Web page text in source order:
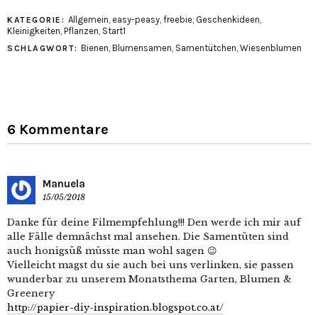
KATEGORIE: Allgemein, easy-peasy, freebie, Geschenkideen,
Kleinigkeiten, Pflanzen, Start1
SCHLAGWORT: Bienen, Blumensamen, Samentütchen, Wiesenblumen
6 Kommentare
Manuela
15/05/2018
Danke für deine Filmempfehlung!!! Den werde ich mir auf
alle Fälle demnächst mal ansehen. Die Samentüten sind
auch honigsüß müsste man wohl sagen 😉
Vielleicht magst du sie auch bei uns verlinken, sie passen
wunderbar zu unserem Monatsthema Garten, Blumen &
Greenery
http://papier-diy-inspiration.blogspot.co.at/